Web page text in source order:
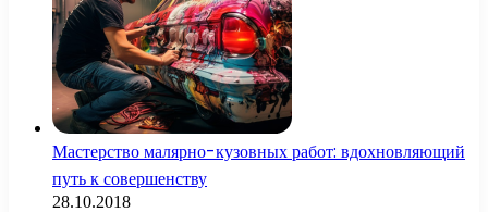
Мастерство малярно-кузовных работ: вдохновляющий
путь к совершенству
28.10.2018